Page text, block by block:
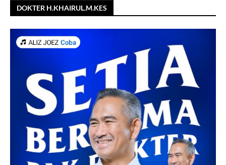
DOKTER H.KHAIRUL.M.KES